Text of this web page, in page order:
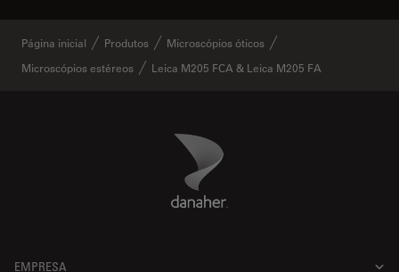
Página inicial Produtos
Microscópios óticos
Microscópios estéreos
Leica M205 FCA & Leica M205 FA
Danaher Logo
EMPRESA